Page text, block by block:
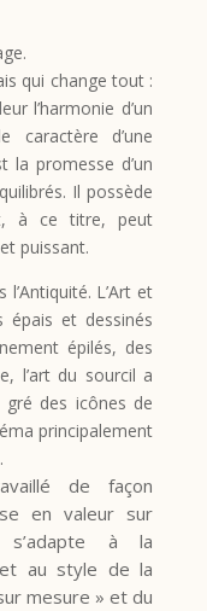
qui change tout :
l’harmonie d’un
d’une
la promesse d’un
Il possède
à ce titre, peut
puissant.
L’Art et
épais et dessinés
épilés, des
l’art du sourcil a
des icônes de
principalement
de façon
en valeur sur
à la
au style de la
mesure » et du